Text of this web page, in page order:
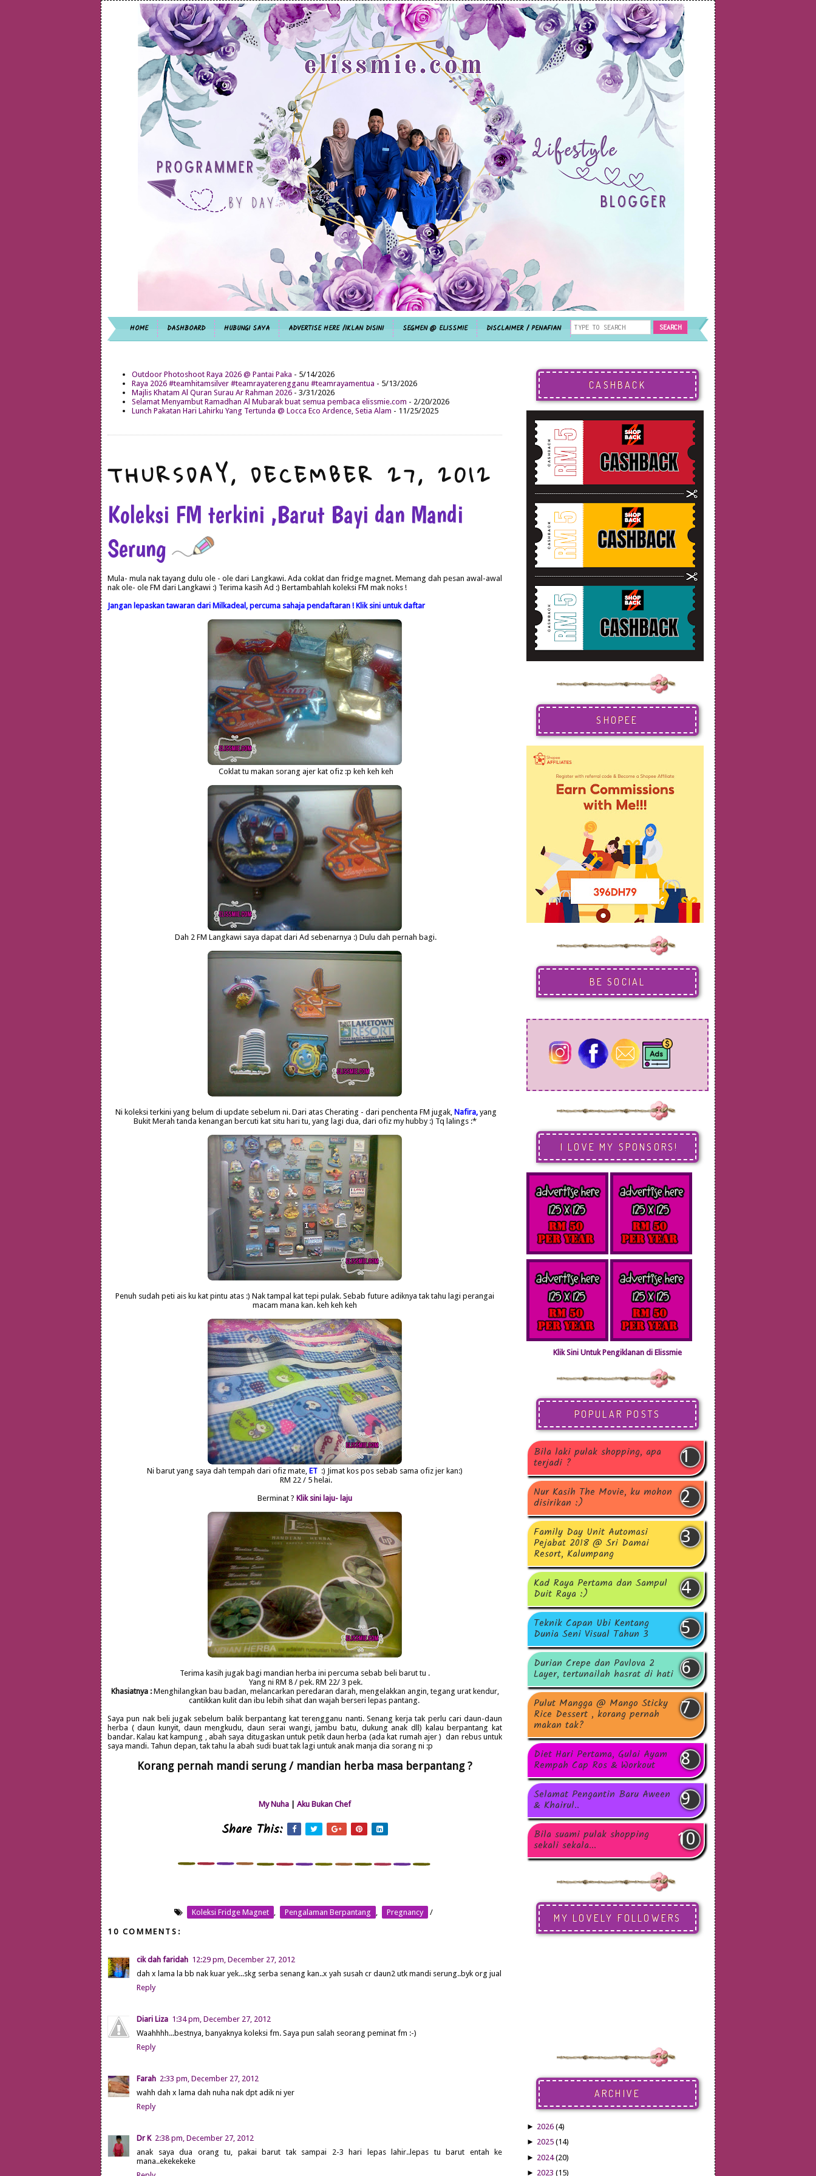
HOME DASHBOARD HUBUNGI SAYA ADVERTISE HERE /IKLAN DISINI SEGMEN @ ELISSMIE DISCLAIMER / PENAFIAN
Outdoor Photoshoot Raya 2026 @ Pantai Paka - 5/14/2026
Raya 2026 #teamhitamsilver #teamrayaterengganu #teamrayamentua - 5/13/2026
Majlis Khatam Al Quran Surau Ar Rahman 2026 - 3/31/2026
Selamat Menyambut Ramadhan Al Mubarak buat semua pembaca elissmie.com - 2/20/2026
Lunch Pakatan Hari Lahirku Yang Tertunda @ Locca Eco Ardence, Setia Alam - 11/25/2025
THURSDAY, DECEMBER 27, 2012
Koleksi FM terkini ,Barut Bayi dan Mandi
Serung
Mula- mula nak tayang dulu ole - ole dari Langkawi. Ada coklat dan fridge magnet. Memang dah pesan awal-awal
nak ole- ole FM dari Langkawi :) Terima kasih Ad :) Bertambahlah koleksi FM mak noks !
Jangan lepaskan tawaran dari Milkadeal, percuma sahaja pendaftaran ! Klik sini untuk daftar
Coklat tu makan sorang ajer kat ofiz :p keh keh keh
Dah 2 FM Langkawi saya dapat dari Ad sebenarnya :) Dulu dah pernah bagi.
Ni koleksi terkini yang belum di update sebelum ni. Dari atas Cherating - dari penchenta FM jugak, Nafira,yang
Bukit Merah tanda kenangan bercuti kat situ hari tu, yang lagi dua, dari ofiz my hubby :) Tq lalings :*
Penuh sudah peti ais ku kat pintu atas :) Nak tampal kat tepi pulak. Sebab future adiknya tak tahu lagi perangai
macam mana kan. keh keh keh
Ni barut yang saya dah tempah dari ofiz mate, ET :) Jimat kos pos sebab sama ofiz jer kan:)
RM 22 / 5 helai.
Berminat ? Klik sini laju- laju
Terima kasih jugak bagi mandian herba ini percuma sebab beli barut tu .
Yang ni RM 8 / pek. RM 22/ 3 pek.
Khasiatnya :Menghilangkan bau badan, melancarkan peredaran darah, mengelakkan angin, tegang urat kendur,
cantikkan kulit dan ibu lebih sihat dan wajah berseri lepas pantang.
Saya pun nak beli jugak sebelum balik berpantang kat terengganu nanti. Senang kerja tak perlu cari daun-daun
herba ( daun kunyit, daun mengkudu, daun serai wangi, jambu batu, dukung anak dll) kalau berpantang kat
bandar. Kalau kat kampung , abah saya ditugaskan untuk petik daun herba (ada kat rumah ajer ) dan rebus untuk
saya mandi. Tahun depan, tak tahu la abah sudi buat tak lagi untuk anak manja dia sorang ni :p
Korang pernah mandi serung / mandian herba masa berpantang ?
My Nuha Aku Bukan Chef
Share This:
Koleksi Fridge Magnet Pengalaman Berpantang Pregnancy /
10 COMMENTS:
cik dah faridah 12:29 pm, December 27, 2012
dah x lama la bb nak kuar yek...skg serba senang kan..x yah susah cr daun2 utk mandi serung..byk org jual
Reply
Diari Liza 1:34 pm, December 27, 2012
Waahhhh...bestnya, banyaknya koleksi fm. Saya pun salah seorang peminat fm :-)
Reply
Farah 2:33 pm, December 27, 2012
wahh dah x lama dah nuha nak dpt adik ni yer
Reply
Dr K 2:38 pm, December 27, 2012
anak saya dua orang tu, pakai barut tak sampai 2-3 hari lepas lahir..lepas tu barut entah ke
mana..ekekekeke
CASHBACK
SHOPEE
BE SOCIAL
I LOVE MY SPONSORS!
Klik Sini Untuk Pengiklanan di Elissmie
POPULAR POSTS
Bila laki pulak shopping, apa
terjadi ?
Nur Kasih The Movie, ku mohon
disirikan :)
Family Day Unit Automasi
Pejabat 2018 @ Sri Damai
Resort, Kalumpang
Kad Raya Pertama dan Sampul
Duit Raya :)
Teknik Capan Ubi Kentang
Dunia Seni Visual Tahun 3
Durian Crepe dan Pavlova 2
Layer, tertunailah hasrat di hati
Pulut Mangga @ Mango Sticky
Rice Dessert , korang pernah
makan tak?
Diet Hari Pertama, Gulai Ayam
Rempah Cap Ros & Workout
Selamat Pengantin Baru Aween
& Khairul..
Bila suami pulak shopping
sekali sekala...
MY LOVELY FOLLOWERS
ARCHIVE
► 2026 (4)
► 2025 (14)
► 2024 (20)
► 2023 (15)